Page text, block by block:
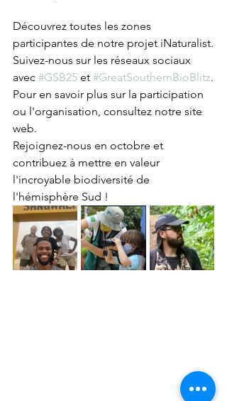
Découvrez toutes les zones
participantes de notre projet iNaturalist.
Suivez-nous sur les réseaux sociaux
avec #GSB25 et #GreatSouthernBioBlitz.
Pour en savoir plus sur la participation
ou l'organisation, consultez notre site
web.
Rejoignez-nous en octobre et
contribuez à mettre en valeur
l'incroyable biodiversité de
l'hémisphère Sud !